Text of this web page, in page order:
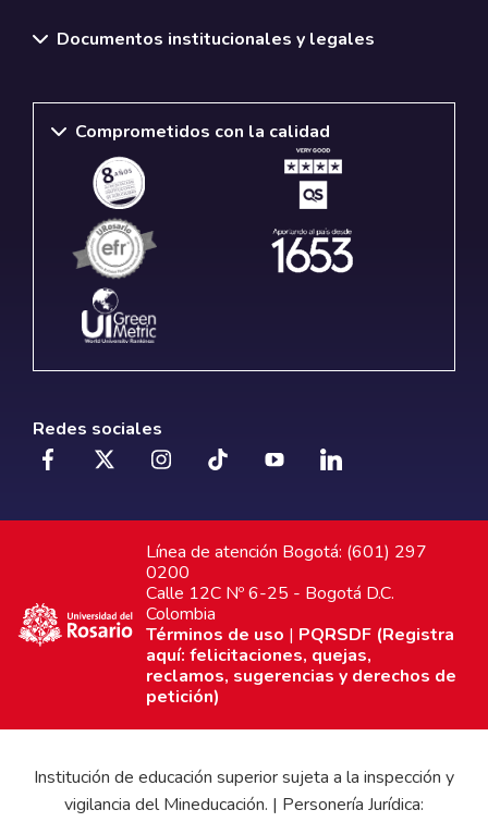
Documentos institucionales y legales
Comprometidos con la calidad
Redes sociales
Línea de atención Bogotá: (601) 297
0200
Calle 12C Nº 6-25 - Bogotá D.C.
Colombia
Términos de uso | PQRSDF (Registra
aquí: felicitaciones, quejas,
reclamos, sugerencias y derechos de
petición)
Institución de educación superior sujeta a la inspección y
vigilancia del Mineducación. | Personería Jurídica: